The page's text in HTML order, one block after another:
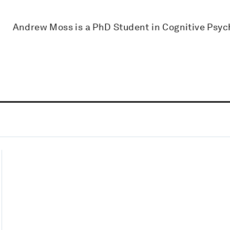
Andrew Moss is a PhD Student in Cognitive